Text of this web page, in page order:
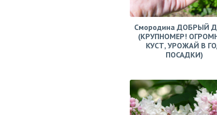
Смородина ДОБРЫЙ
(КРУПНОМЕР!
КУСТ, УРОЖАЙ В
ПОСАДКИ)